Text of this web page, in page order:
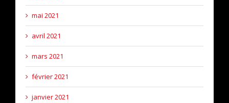
mai 2021
avril 2021
mars 2021
février 2021
janvier 2021